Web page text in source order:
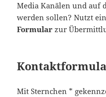
Media Kanälen und auf
werden sollen? Nutzt
Formularzur
Mit Sternchen *